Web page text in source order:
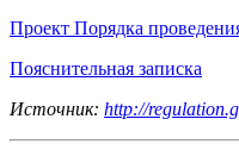
Проект Порядка
Пояснительная записка
Источник: http://